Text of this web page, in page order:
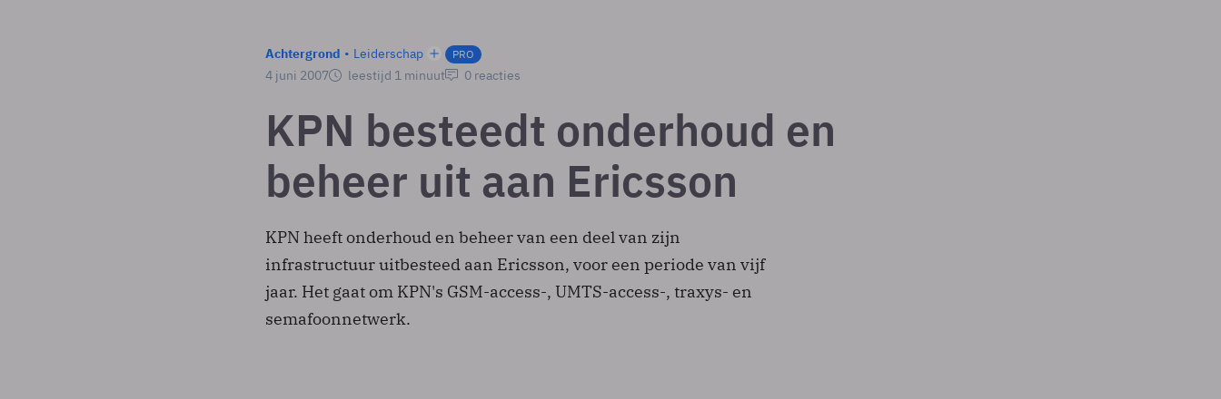
Achtergrond Leiderschap PRO
4 juni 2007 leestijd 1 minuut 0 reacties
KPN besteedt onderhoud en
beheer uit aan Ericsson
KPN heeft onderhoud en beheer van een deel van zijn
infrastructuur uitbesteed aan Ericsson, voor een periode van vijf
jaar. Het gaat om KPN's GSM-access-, UMTS-access-, traxys- en
semafoonnetwerk.